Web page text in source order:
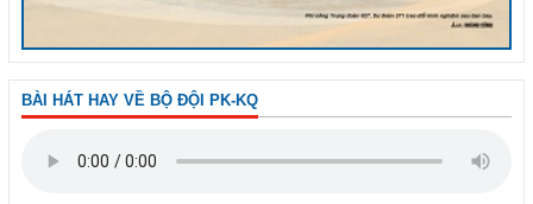
BÀI HÁT HAY VỀ BỘ ĐỘI PK-KQ